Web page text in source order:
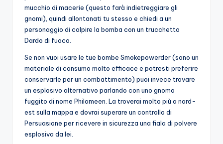
mucchio di macerie (questo farà indietreggiare gli
gnomi), quindi allontanati tu stesso e chiedi a un
personaggio di colpire la bomba con un trucchetto
Dardo di fuoco.
Se non vuoi usare le tue bombe Smokepowerder (sono un
materiale di consumo molto efficace e potresti preferire
conservarle per un combattimento) puoi invece trovare
un esplosivo alternativo parlando con uno gnomo
fuggito di nome Philomeen. La troverai molto più a nord-
est sulla mappa e dovrai superare un controllo di
Persuasione per ricevere in sicurezza una fiala di polvere
esplosiva da lei.